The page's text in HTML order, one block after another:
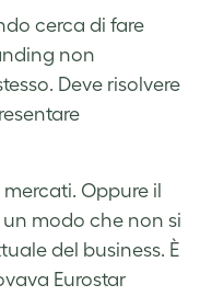
cerca di fare
non
Deve risolvere
Oppure il
modo che non si
del business. È
Eurostar